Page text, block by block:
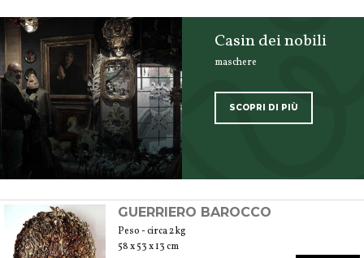
Casin dei nobili
maschere
SCOPRI DI PIÙ
GUERRIERO BAROCCO
Peso - circa 2 kg
58 x 53 x 13 cm